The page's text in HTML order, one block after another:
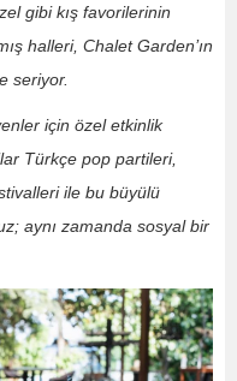
gibi kış favorilerinin
halleri, Chalet Garden’ın
seriyor.
için özel etkinlik
Türkçe pop partileri,
ile bu büyülü
aynı zamanda sosyal bir